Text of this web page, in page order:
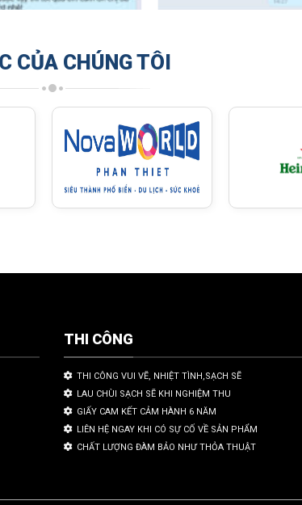
CỦA CHÚNG TÔI
THI CÔNG
THI CÔNG VUI VẼ, NHIỆT TÌNH,SẠCH SẼ
LAU CHÙI SẠCH SẼ KHI NGHIỆM THU
GIẤY CAM KẾT CẢM HÀNH 6 NĂM
LIÊN HỆ NGAY KHI CÓ SỰ CỐ VỀ SẢN PHẨM
CHẤT LƯỢNG ĐÀM BẢO NHƯ THỎA THUẬT